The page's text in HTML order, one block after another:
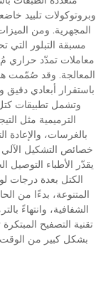
وبروتوكولات تلبيد
المجهرية. ومن
مسبقة التبلور
باستقرار أبعادي
وتشمل تطبيقات
الترميمية مثل
بالغرسات، والإعادة
خصائص التشكيل
يقدّر الأطباء التوصيل
الكتل بعدة درجات
المتنوعة، بدءًا من
الشفافية، وانتهاءً
تقنية التصفيح
بشكل كبير من